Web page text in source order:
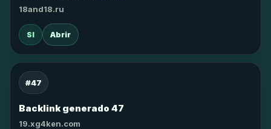
18and18.ru
SI Abrir
#47
Backlink generado 47
19.xg4ken.com